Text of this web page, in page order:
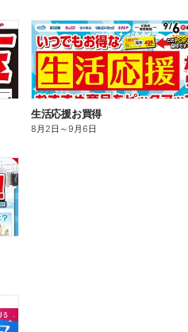
生活応援お買得
8月2日 ～9月6日